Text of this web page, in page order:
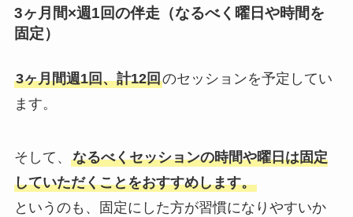
3ヶ月間×週1回の伴走（なるべく曜日や時間を
固定）
3ヶ月間週1回、計12回のセッションを予定してい
ます。
そして、 なるべくセッションの時間や曜日は固定
していただくことをおすすめします。
というのも、固定にした方が習慣になりやすいか